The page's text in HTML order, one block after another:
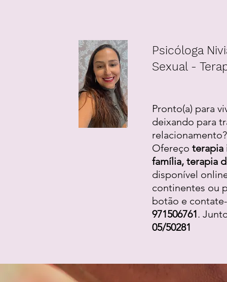
Psicóloga
Sexual -
Pronto(a) para
deixando para
Ofereço terapia
família, terapia
disponível
continentes ou
botão e
971506761.
05/50281